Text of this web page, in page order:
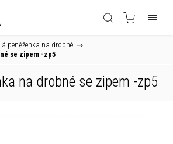
peněženka na drobné /
se zipem -zp5
na drobné se zipem -zp5